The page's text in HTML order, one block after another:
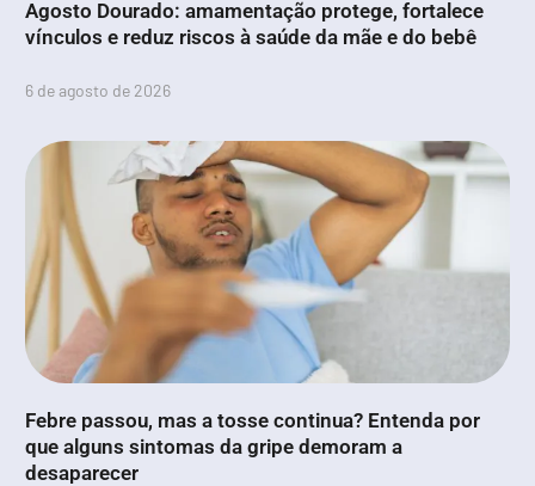
Agosto Dourado: amamentação protege, fortalece
vínculos e reduz riscos à saúde da mãe e do bebê
6 de agosto de 2026
Febre passou, mas a tosse continua? Entenda por
que alguns sintomas da gripe demoram a
desaparecer